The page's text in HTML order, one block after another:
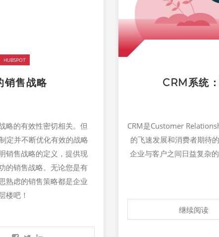
HUBSPOT
销售战略
略的有效性密切相关。但
定并不断优化有效的战略
销售战略的定义，提供现
的销售战略。无论您是有
熟虑的销售策略都是企业
楼吧！
CRM系统
CRM是Customer
的飞速发展和消费者期待
企业与客户之间日益复杂
继续阅读